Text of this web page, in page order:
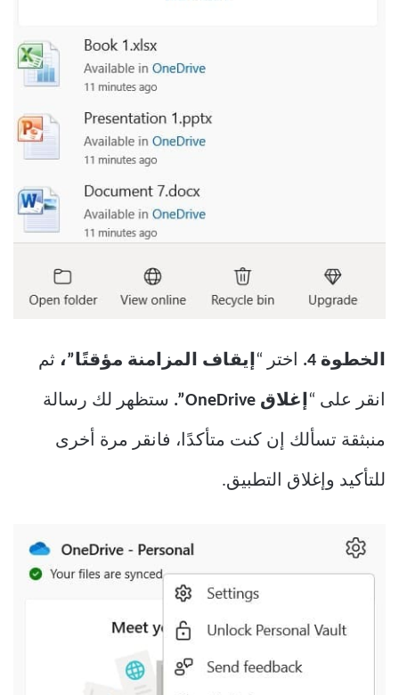
الخطوة 4. اختر “ إيقاف المزامنة مؤقتًا”، ثم
انقر على “ إغلاق OneDrive”. ستظهر لك رسالة
منبثقة تسألك إن كنت متأكدًا، فانقر مرة أخرى
للتأكيد وإغلاق التطبيق.